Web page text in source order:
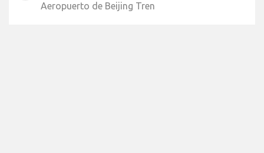
Aeropuerto de Beijing Tren